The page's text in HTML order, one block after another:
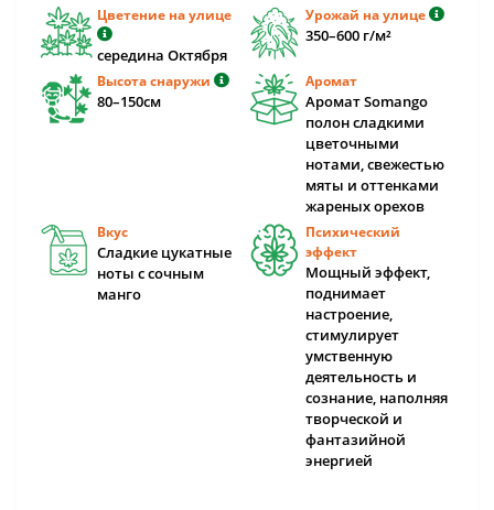
Цветение на улице
середина Октября
Урожай на улице
350–600 г/м²
Высота снаружи
80–150см
Аромат
Аромат Somango
полон сладкими
цветочными
нотами, свежестью
мяты и оттенками
жареных орехов
Вкус
Сладкие цукатные
ноты с сочным
манго
Психический
эффект
Мощный эффект,
поднимает
настроение,
стимулирует
умственную
деятельность и
сознание, наполняя
творческой и
фантазийной
энергией